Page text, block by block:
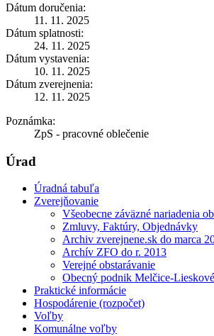
Dátum doručenia:
11. 11. 2025
Dátum splatnosti:
24. 11. 2025
Dátum vystavenia:
10. 11. 2025
Dátum zverejnenia:
12. 11. 2025
Poznámka:
ZpS - pracovné oblečenie
Úrad
Úradná tabuľa
Zverejňovanie
Všeobecne záväzné nariadenia
Zmluvy, Faktúry, Objednávky
Archiv zverejnene.sk do marca
Archív ZFO do r. 2013
Verejné obstarávanie
Obecný podnik Melčice-
Praktické informácie
Hospodárenie (rozpočet)
Voľby
Komunálne voľby